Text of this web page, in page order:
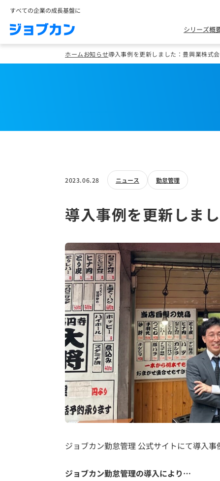
すべての企業の成長基盤に
シリーズ概
ホームお知らせ導入事例を更新しました：豊興業株式
2023.06.28 ニュース 勤怠管理
導入事例を更新しま
ジョブカン勤怠管理 公式サイトにて導入事
ジョブカン勤怠管理の導入により…